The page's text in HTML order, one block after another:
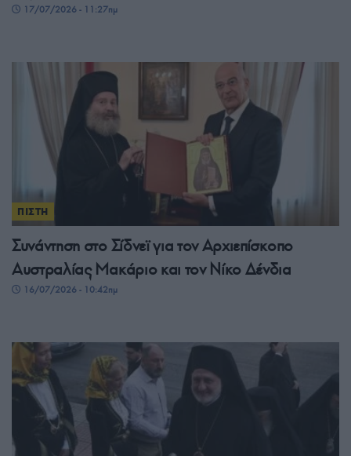
17/07/2026 - 11:27πμ
ΠΙΣΤΗ
Συνάντηση στο Σίδνεϊ για τον Αρχιεπίσκοπο
Αυστραλίας Μακάριο και τον Νίκο Δένδια
16/07/2026 - 10:42πμ